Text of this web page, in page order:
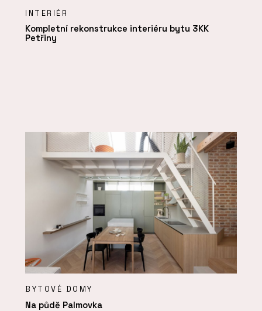
INTERIÉR
Kompletní rekonstrukce interiéru bytu 3KK
Petřiny
BYTOVÉ DOMY
Na půdě Palmovka